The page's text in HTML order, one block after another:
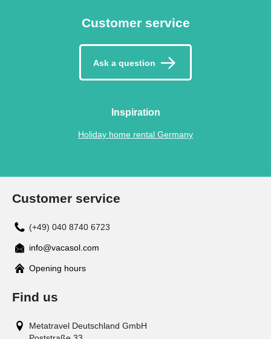
Customer service
Ask a question
Inspiration
Holiday home rental Germany
Customer service
(+49) 040 8740 6723
info@vacasol.com
Opening hours
Find us
Metatravel Deutschland GmbH